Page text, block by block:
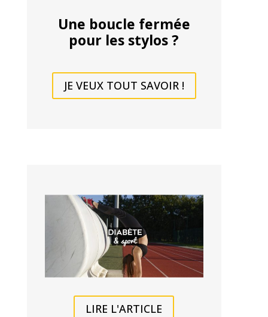
Une boucle fermée
pour les stylos ?
JE VEUX TOUT SAVOIR !
LIRE L'ARTICLE